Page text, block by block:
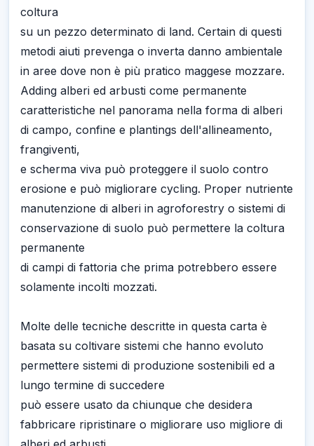
coltura
su un pezzo determinato di land. Certain di questi
metodi aiuti prevenga o inverta danno ambientale
in aree dove non è più pratico maggese mozzare.
Adding alberi ed arbusti come permanente
caratteristiche nel panorama nella forma di alberi
di campo, confine e plantings dell'allineamento,
frangiventi,
e scherma viva può proteggere il suolo contro
erosione e può migliorare cycling. Proper nutriente
manutenzione di alberi in agroforestry o sistemi di
conservazione di suolo può permettere la coltura
permanente
di campi di fattoria che prima potrebbero essere
solamente incolti mozzati.
Molte delle tecniche descritte in questa carta è
basata su coltivare sistemi che hanno evoluto
permettere sistemi di produzione sostenibili ed a
lungo termine di succedere
può essere usato da chiunque che desidera
fabbricare ripristinare o migliorare uso migliore di